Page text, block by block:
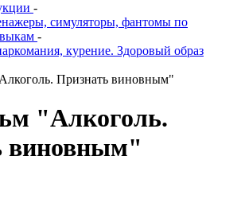
-
симуляторы, фантомы по
-
курение. Здоровый образ
Признать виновным"
"Алкоголь.
виновным"